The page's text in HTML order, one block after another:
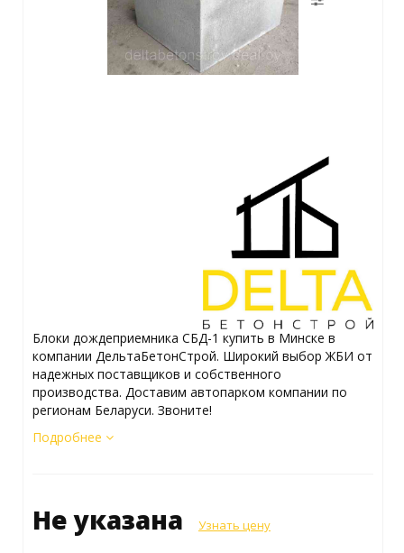
Блоки дождеприемника СБД-1 купить в Минске в
компании ДельтаБетонСтрой. Широкий выбор ЖБИ от
надежных поставщиков и собственного
производства. Доставим автопарком компании по
регионам Беларуси. Звоните!
Подробнее
Не указана Узнать цену